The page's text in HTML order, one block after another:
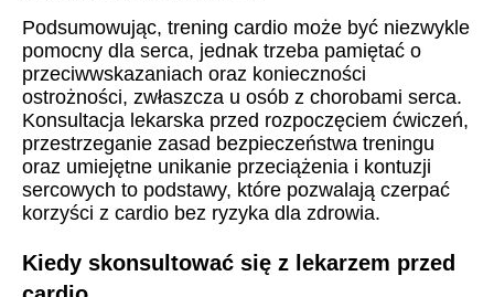
Podsumowując, trening cardio może być niezwykle
pomocny dla serca, jednak trzeba pamiętać o
przeciwwskazaniach oraz konieczności
ostrożności, zwłaszcza u osób z chorobami serca.
Konsultacja lekarska przed rozpoczęciem ćwiczeń,
przestrzeganie zasad bezpieczeństwa treningu
oraz umiejętne unikanie przeciążenia i kontuzji
sercowych to podstawy, które pozwalają czerpać
korzyści z cardio bez ryzyka dla zdrowia.
Kiedy skonsultować się z lekarzem przed